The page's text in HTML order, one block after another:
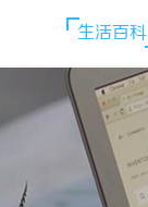
生活百科